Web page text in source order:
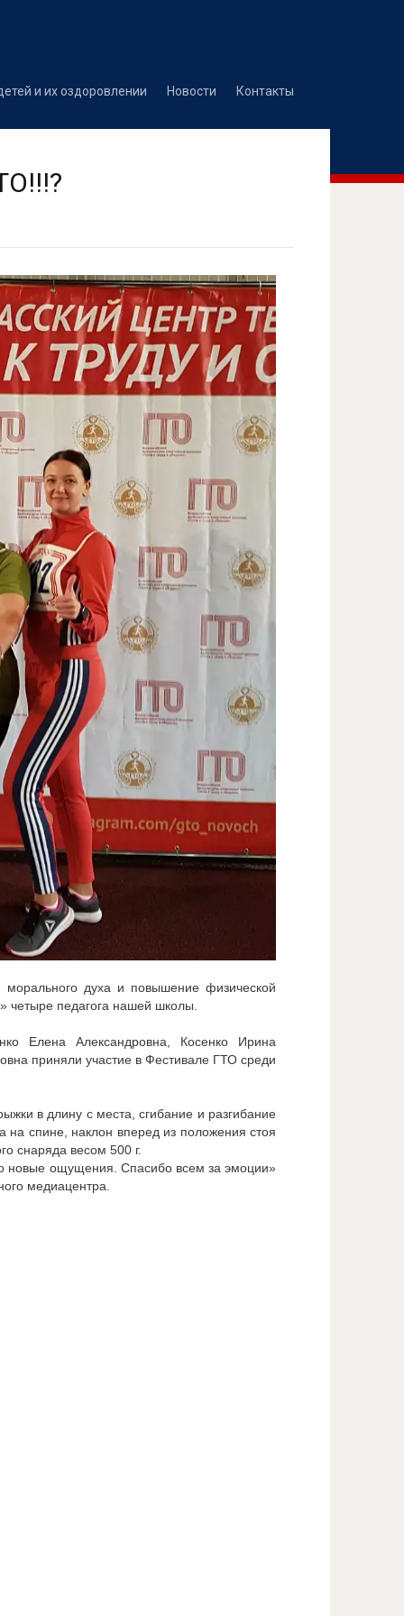
и их оздоровлении Новости Контакты
духа и повышение физической
четыре педагога нашей школы.
Елена Александровна, Косенко Ирина
приняли участие в Фестивале ГТО среди
в длину с места, сгибание и разгибание
спине, наклон вперед из положения стоя
снаряда весом 500 г.
новые ощущения. Спасибо всем за эмоции»
медиацентра.